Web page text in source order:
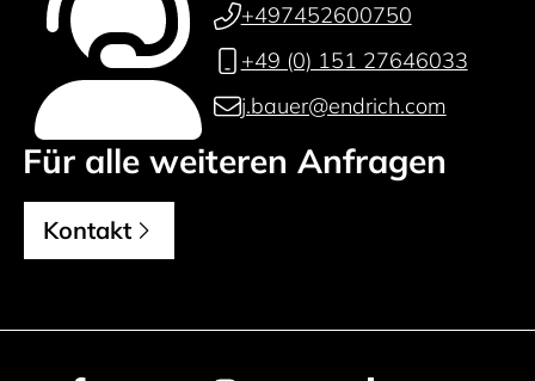
+497452600750
+49 (0) 151 27646033
j.bauer@endrich.com
Für alle weiteren Anfragen
Kontakt